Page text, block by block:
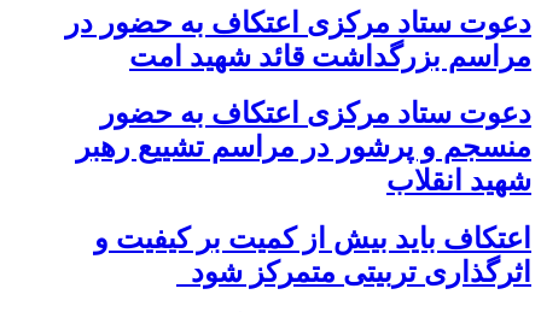
دعوت ستاد مرکزی اعتکاف به حضور در
مراسم بزرگداشت قائد شهید امت
دعوت ستاد مرکزی اعتکاف به حضور
منسجم و پرشور در مراسم تشییع رهبر
شهید انقلاب
اعتکاف باید بیش از کمیت بر کیفیت و
اثرگذاری تربیتی متمرکز شود